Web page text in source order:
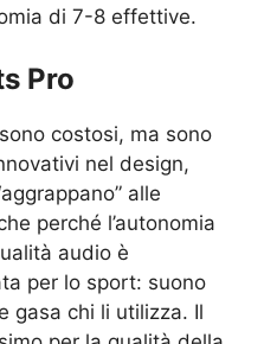
di 7-8 effettive.
Pro
costosi, ma sono
nel design,
alle
perché l’autonomia
audio è
per lo sport: suono
gasa chi li utilizza. Il